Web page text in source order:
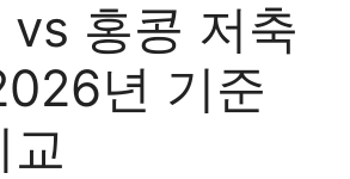
vs 홍콩 저축
년 기준